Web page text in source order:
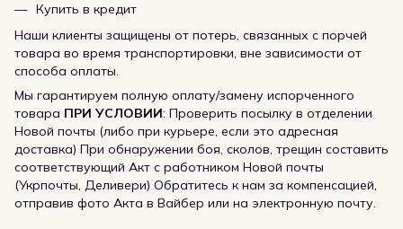
Купить в кредит
Наши клиенты защищены от потерь, связанных с порчей
товара во время транспортировки, вне зависимости от
способа оплаты.
Мы гарантируем полную оплату/замену испорченного
товара ПРИ УСЛОВИИ: Проверить посылку в отделении
Новой почты (либо при курьере, если это адресная
доставка) При обнаружении боя, сколов, трещин составить
соответствующий Акт с работником Новой почты
(Укрпочты, Деливери) Обратитесь к нам за компенсацией,
отправив фото Акта в Вайбер или на электронную почту.